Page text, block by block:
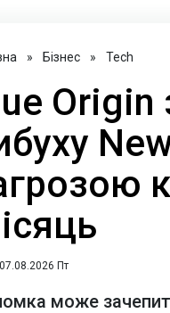
» Бізнес » Tech
Пт
може